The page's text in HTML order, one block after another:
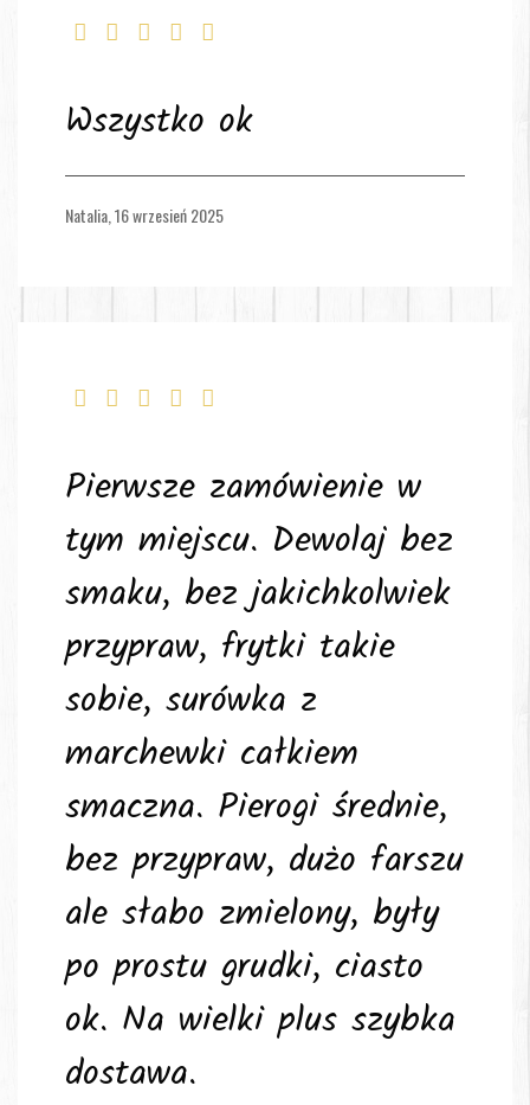
Wszystko ok
Natalia,16 wrzesień 2025
Pierwsze zamówienie w
tym miejscu. Dewolaj bez
smaku, bez jakichkolwiek
przypraw, frytki takie
sobie, surówka z
marchewki całkiem
smaczna. Pierogi średnie,
bez przypraw, dużo farszu
ale słabo zmielony, były
po prostu grudki, ciasto
ok. Na wielki plus szybka
dostawa.